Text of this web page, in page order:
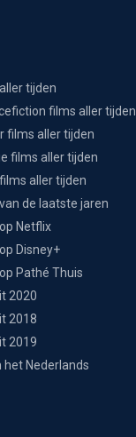
tijden
films aller tijden
films aller tijden
films aller tijden
aller tijden
de laatste jaren
Netflix
Disney+
Pathé Thuis
2020
2018
2019
het Nederlands